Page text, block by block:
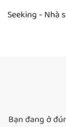
Seeking - Nhà
Bạn đang ở